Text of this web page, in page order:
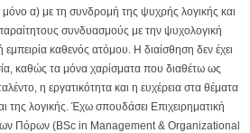
α) με τη συνδρομή της ψυχρής λογικής και
συνδυασμούς με την ψυχολογική
καθενός ατόμου. Η διαίσθηση δεν έχει
καθώς τα μόνα χαρίσματα που διαθέτω ως
η εργατικότητα και η ευχέρεια στα θέματα
της λογικής. Έχω σπουδάσει Επιχειρηματική
Πόρων (BSc in Management & Organizational